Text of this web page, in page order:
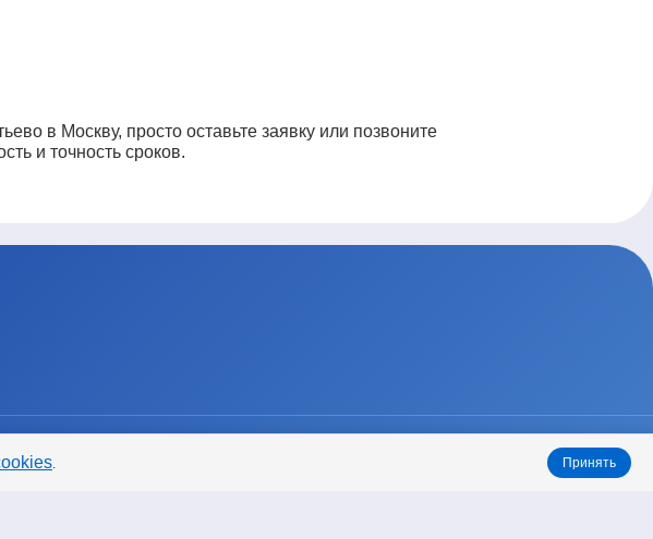
в Москву, просто оставьте заявку или позвоните
и точность сроков.
. Принять